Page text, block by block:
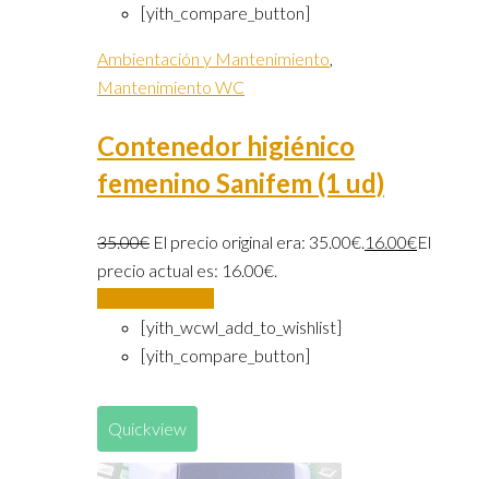
[yith_compare_button]
Ambientación y Mantenimiento
Mantenimiento WC
Contenedor higiénico
femenino Sanifem (1 ud)
35.00€ El precio original era: 35.00€. 16.00€El
precio actual es: 16.00€.
[yith_wcwl_add_to_wishlist]
[yith_compare_button]
Quickview